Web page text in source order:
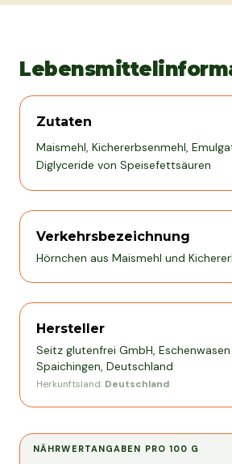
Zutaten
Maismehl, Kichererbsenmehl,
Diglyceride von Speisefettsäuren
Verkehrsbezeichnung
Hörnchen aus Maismehl und
Hersteller
Seitz glutenfrei GmbH,
Spaichingen, Deutschland
Herkunftsland: Deutschland
NÄHRWERTANGABEN PRO100 G